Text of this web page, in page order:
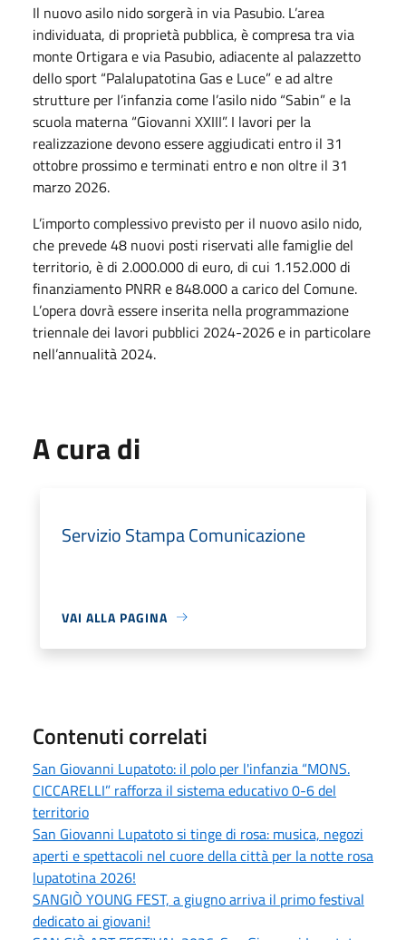
Il nuovo asilo nido sorgerà in via Pasubio. L’area
individuata, di proprietà pubblica, è compresa tra via
monte Ortigara e via Pasubio, adiacente al palazzetto
dello sport “Palalupatotina Gas e Luce” e ad altre
strutture per l’infanzia come l’asilo nido “Sabin” e la
scuola materna “Giovanni XXIII”. I lavori per la
realizzazione devono essere aggiudicati entro il 31
ottobre prossimo e terminati entro e non oltre il 31
marzo 2026.
L’importo complessivo previsto per il nuovo asilo nido,
che prevede 48 nuovi posti riservati alle famiglie del
territorio, è di 2.000.000 di euro, di cui 1.152.000 di
finanziamento PNRR e 848.000 a carico del Comune.
L’opera dovrà essere inserita nella programmazione
triennale dei lavori pubblici 2024-2026 e in particolare
nell’annualità 2024.
A cura di
Servizio Stampa Comunicazione
VAI ALLA PAGINA
Contenuti correlati
San Giovanni Lupatoto: il polo per l'infanzia “MONS.
CICCARELLI” rafforza il sistema educativo 0-6 del
territorio
San Giovanni Lupatoto si tinge di rosa: musica, negozi
aperti e spettacoli nel cuore della città per la notte rosa
lupatotina 2026!
SANGIÒ YOUNG FEST, a giugno arriva il primo festival
dedicato ai giovani!